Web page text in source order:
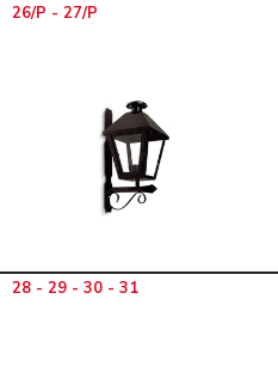
26/P - 27/P
28 - 29 - 30 - 31